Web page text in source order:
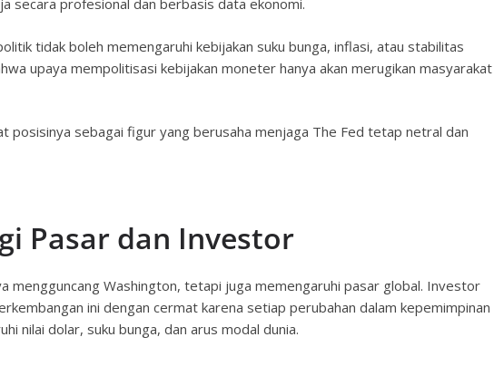
secara profesional dan berbasis data ekonomi.
tidak boleh memengaruhi kebijakan suku bunga, inflasi, atau stabilitas
upaya mempolitisasi kebijakan moneter hanya akan merugikan masyarakat
posisinya sebagai figur yang berusaha menjaga The Fed tetap netral dan
Pasar dan Investor
mengguncang Washington, tetapi juga memengaruhi pasar global. Investor
ini dengan cermat karena setiap perubahan dalam kepemimpinan
nilai dolar, suku bunga, dan arus modal dunia.